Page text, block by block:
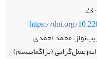
https://doi.org/
محمد احمدی
عمل‌گرایی (پراگماتیسم)